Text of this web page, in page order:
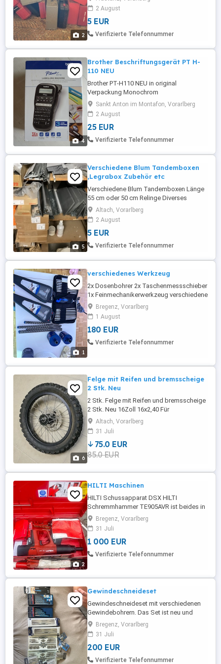
2
2 August
5 EUR
Verifizierte Telefonnummer
4
Brother Beschriftungsgerät PT H-
110 NEU
Brother PT-H110 NEU in original
Verpackung Monochrom
Beschriftungsgerät (für 3,5 bis 12 mm
breite TZe-Schriftbänder, bis zu 20 mm
Sek. Druckgeschwindigkeit) | für 3,5 bis
12 mm breite TZe-Schriftbänder, bis zu 20
mm Sek. Druckgeschwindigkeit,
Sankt Anton im Montafon, Vorarlberg
2 August
25 EUR
Verifizierte Telefonnummer
5
Verschiedene Blum Tandemboxen
,Legrabox Zubehör etc
Verschiedene Blum Tandemboxen Länge
55 cm oder 50 cm Relinge Diverses
Zubehör Alles mögliche Alle Teile sind
gebraucht oder haben leichte
Lagerspuren Leichte Kratzer zum Teil Bin
gerade am Räumen meines Kellers und da
verkaufe ich noch die Reste Bitte einfach
Altach, Vorarlberg
2 August
5 EUR
Verifizierte Telefonnummer
1
verschiedenes Werkzeug
2x Dosenbohrer 2x Taschenmessschieber
1x Feinmechanikerwerkzeug verschiedene
Bohrer Preis vhb
Bregenz, Vorarlberg
1 August
180 EUR
Verifizierte Telefonnummer
6
Felge mit Reifen und bremsscheige
2 Stk. Neu
2 Stk. Felge mit Reifen und bremsscheige
2 Stk. Neu 16Zoll 16x2,40 Für
Fahrradanhänger oder Roller
Altach, Vorarlberg
31 Juli
75.0 EUR
85.0 EUR
2
HILTI Maschinen
HILTI Schussapparat DSX HILTI
Schremmhammer TE905AVR ist beides in
einem guten Zustand mit sichtbaren
Gebrauchsspuren und wird auch so
verkauft Preis VHB
Bregenz, Vorarlberg
31 Juli
1 000 EUR
Verifizierte Telefonnummer
Gewindeschneideset
Gewindeschneideset mit verschiedenen
Gewindebohrern. Das Set ist neu und
wurde noch nie benutzt und ist auch noch
original verpackt. NP: 450
Bregenz, Vorarlberg
31 Juli
200 EUR
Verifizierte Telefonnummer